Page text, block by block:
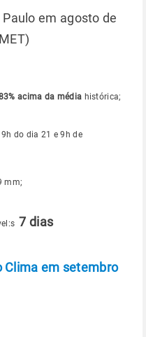
em agosto de
acima da média histórica;
do dia 21 e 9h de
mm;
7 dias
Clima em setembro